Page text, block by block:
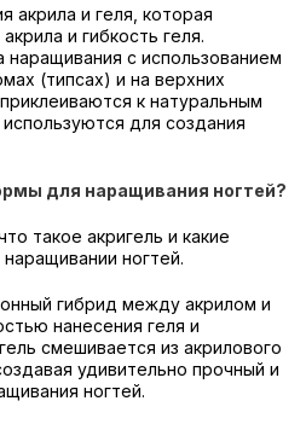
акрила и геля, которая
и гибкость геля.
с использованием
(типсах) и на верхних
к натуральным
для создания
для наращивания ногтей?
такое акригель и какие
ногтей.
гибрид между акрилом и
нанесения геля и
смешивается из акрилового
удивительно прочный и
ногтей.